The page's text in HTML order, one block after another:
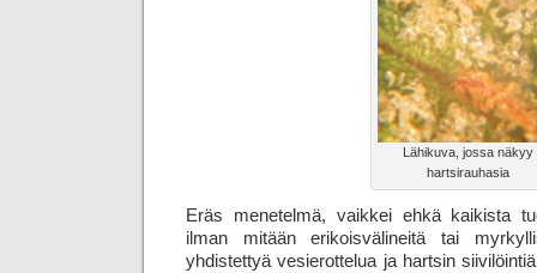
Lähikuva, jossa näkyy
hartsirauhasia
Eräs menetelmä, vaikkei ehkä kaikista
ilman mitään erikoisvälineitä tai
yhdistettyä vesierottelua ja hartsin